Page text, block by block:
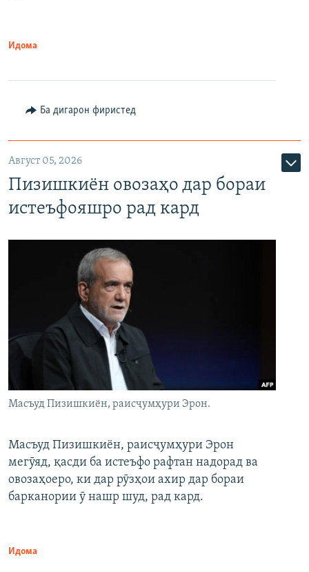
Идома
Ба дигарон фиристед
Август 05, 2026
Пизишкиён овозаҳо дар бораи
истеъфояшро рад кард
Масъуд Пизишкиён, раисҷумҳури Эрон.
Масъуд Пизишкиён, раисҷумҳури Эрон
мегӯяд, қасди ба истеъфо рафтан надорад ва
овозаҳоеро, ки дар рӯзҳои ахир дар бораи
барканории ӯ нашр шуд, рад кард.
Идома